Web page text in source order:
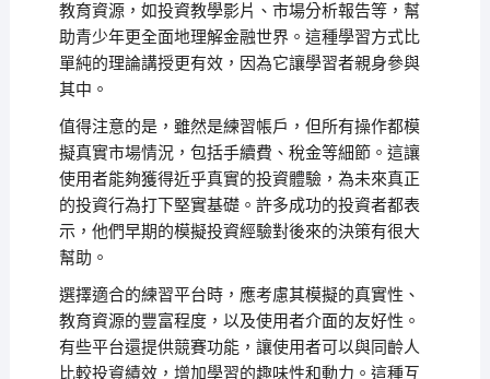
教育資源，如投資教學影片、市場分析報告等，幫
助青少年更全面地理解金融世界。這種學習方式比
單純的理論講授更有效，因為它讓學習者親身參與
其中。
值得注意的是，雖然是練習帳戶，但所有操作都模
擬真實市場情況，包括手續費、稅金等細節。這讓
使用者能夠獲得近乎真實的投資體驗，為未來真正
的投資行為打下堅實基礎。許多成功的投資者都表
示，他們早期的模擬投資經驗對後來的決策有很大
幫助。
選擇適合的練習平台時，應考慮其模擬的真實性、
教育資源的豐富程度，以及使用者介面的友好性。
有些平台還提供競賽功能，讓使用者可以與同齡人
比較投資績效，增加學習的趣味性和動力。這種互